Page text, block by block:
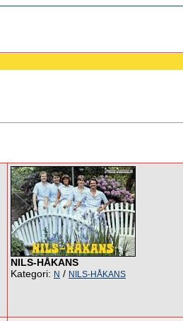
NILS-HÅKANS
Kategori: N / NILS-HÅKANS